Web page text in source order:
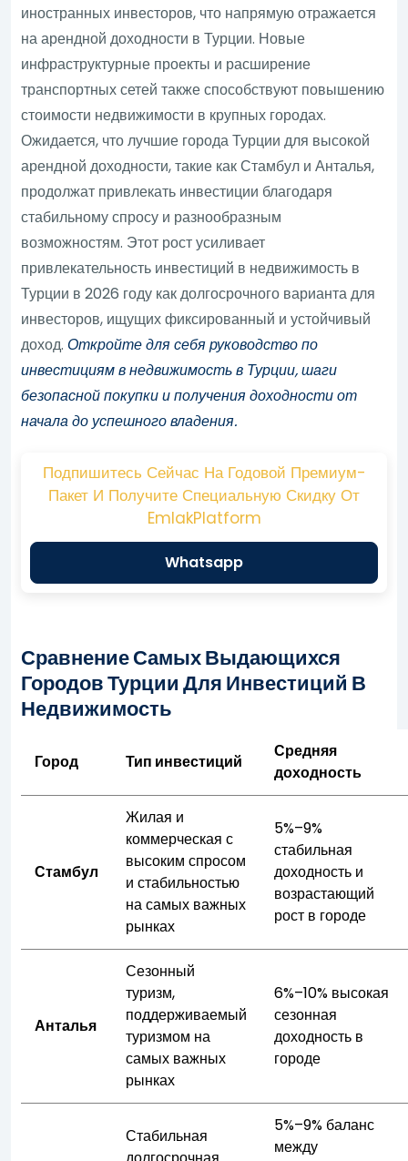
иностранных инвесторов, что напрямую отражается
на арендной доходности в Турции. Новые
инфраструктурные проекты и расширение
транспортных сетей также способствуют повышению
стоимости недвижимости в крупных городах.
Ожидается, что лучшие города Турции для высокой
арендной доходности, такие как Стамбул и Анталья,
продолжат привлекать инвестиции благодаря
стабильному спросу и разнообразным
возможностям. Этот рост усиливает
привлекательность инвестиций в недвижимость в
Турции в 2026 году как долгосрочного варианта для
инвесторов, ищущих фиксированный и устойчивый
доход.Откройте для себя руководство по
инвестициям в недвижимость в Турции, шаги
безопасной покупки и получения доходности от
начала до успешного владения.
Подпишитесь Сейчас На Годовой Премиум-
Пакет И Получите Специальную Скидку От
EmlakPlatform
Whatsapp
Сравнение Самых Выдающихся
Городов Турции Для Инвестиций В
Недвижимость
Город Тип инвестиций
Средняя
доходность
Стамбул
Жилая и
коммерческая с
высоким спросом
и стабильностью
на самых важных
рынках
5%–9%
стабильная
доходность и
возрастающий
рост в городе
Анталья
Сезонный
туризм,
поддерживаемый
туризмом на
самых важных
рынках
6%–10% высокая
сезонная
доходность в
городе
Стабильная
5%–9% баланс
между